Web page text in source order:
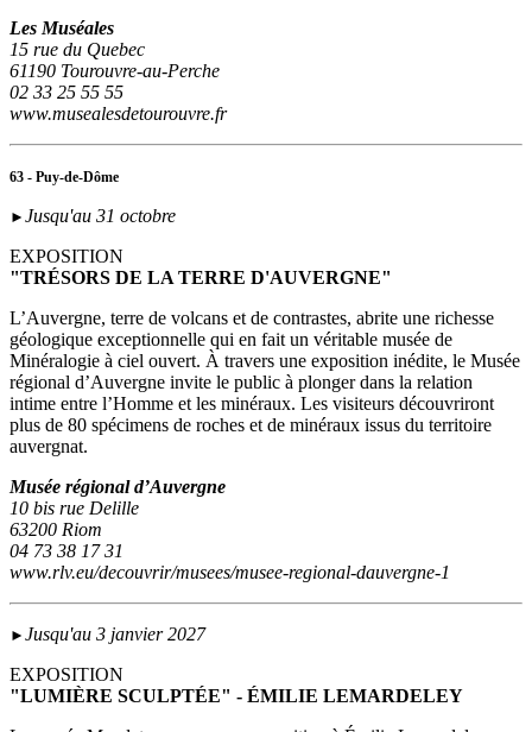
Les Muséales
15 rue du Quebec
61190 Tourouvre-au-Perche
02 33 25 55 55
www.musealesdetourouvre.fr
63 - Puy-de-Dôme
► Jusqu'au 31 octobre
EXPOSITION
"TRÉSORS DE LA TERRE D'AUVERGNE"
L’Auvergne, terre de volcans et de contrastes, abrite une richesse
géologique exceptionnelle qui en fait un véritable musée de
Minéralogie à ciel ouvert. À travers une exposition inédite, le Musée
régional d’Auvergne invite le public à plonger dans la relation
intime entre l’Homme et les minéraux. Les visiteurs découvriront
plus de 80 spécimens de roches et de minéraux issus du territoire
auvergnat.
Musée régional d’Auvergne
10 bis rue Delille
63200 Riom
04 73 38 17 31
www.rlv.eu/decouvrir/musees/musee-regional-dauvergne-1
► Jusqu'au 3 janvier 2027
EXPOSITION
"LUMIÈRE SCULPTÉE" - ÉMILIE LEMARDELEY